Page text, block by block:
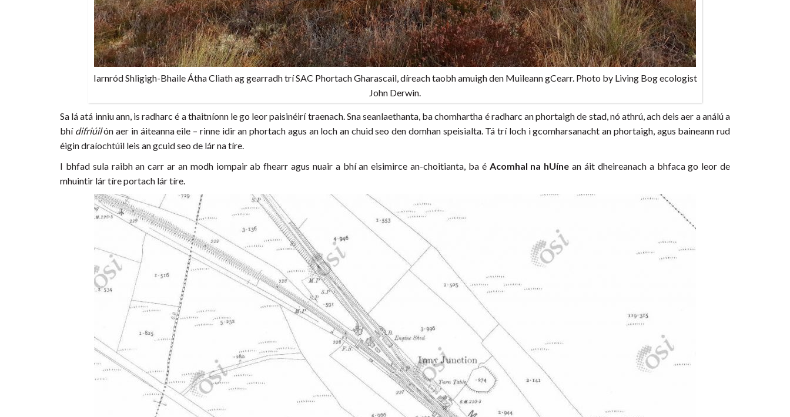
Iarnród Shligigh-Bhaile Átha Cliath ag gearradh trí SAC Phortach Gharascail, díreach taobh amuigh den Muileann gCearr. Photo by Living Bog ecologist
John Derwin.
Sa lá atá inniu ann, is radharc é a thaitníonn le go leor paisinéirí traenach. Sna seanlaethanta, ba chomhartha é radharc an phortaigh de stad, nó athrú, ach deis aer a análú a
bhí difriúilón aer in áiteanna eile – rinne idir an phortach agus an loch an chuid seo den domhan speisialta. Tá trí loch i gcomharsanacht an phortaigh, agus baineann rud
éigin draíochtúil leis an gcuid seo de lár na tíre.
I bhfad sula raibh an carr ar an modh iompair ab fhearr agus nuair a bhí an eisimirce an-choitianta, ba é Acomhal na hUíne an áit dheireanach a bhfaca go leor de
mhuintir lár tíre portach lár tíre.